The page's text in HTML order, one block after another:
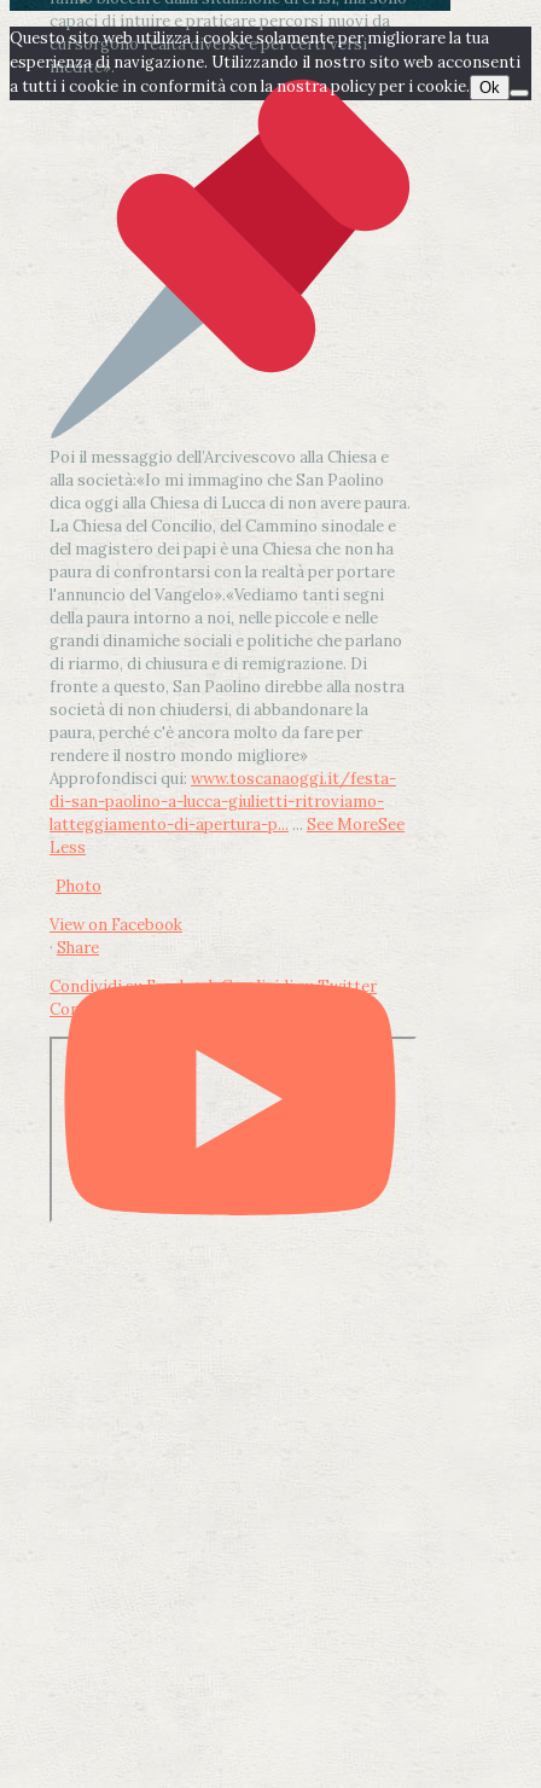
capaci di intuire e praticare percorsi nuovi da
cui sorgono realtà diverse e per certi versi
inedite».
Poi il messaggio dell’Arcivescovo alla Chiesa e
alla società:«Io mi immagino che San Paolino
dica oggi alla Chiesa di Lucca di non avere paura.
La Chiesa del Concilio, del Cammino sinodale e
del magistero dei papi è una Chiesa che non ha
paura di confrontarsi con la realtà per portare
l'annuncio del Vangelo».«Vediamo tanti segni
della paura intorno a noi, nelle piccole e nelle
grandi dinamiche sociali e politiche che parlano
di riarmo, di chiusura e di remigrazione. Di
fronte a questo, San Paolino direbbe alla nostra
società di non chiudersi, di abbandonare la
paura, perché c'è ancora molto da fare per
rendere il nostro mondo migliore»
Approfondisci qui: www.toscanaoggi.it/festa-
di-san-paolino-a-lucca-giulietti-ritroviamo-
latteggiamento-di-apertura-p... ... See MoreSee
Less
Photo
View on Facebook
· Share
Condividi su FacebookCondividi su Twitter
Condividi su LinkedIn
Questo sito web utilizza i cookie solamente per migliorare la tua
esperienza di navigazione. Utilizzando il nostro sito web acconsenti
a tutti i cookie in conformità con la nostra policy per i cookie. Ok